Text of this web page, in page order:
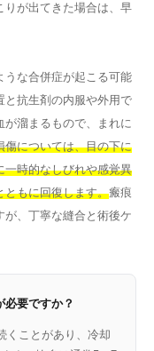
りが出てきた場合は、早
うな合併症が起こる可能
と抗生剤の内服や外用で
溜まるもので、まれに
傷については、目の下に
一時的なしびれや感覚異
ともに回復します。瘢痕
が、丁寧な縫合と術後ケ
要ですか？
くことがあり、冷却